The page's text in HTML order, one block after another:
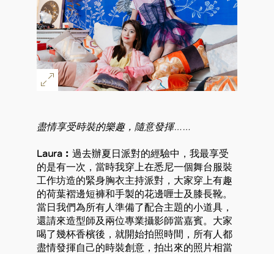
盡情享受時裝的樂趣，隨意發揮……
Laura︰ 過去辦夏日派對的經驗中，我最享受
的是有一次，當時我穿上在悉尼一個舞台服裝
工作坊造的緊身胸衣主持派對，大家穿上有趣
的荷葉褶邊短褲和手製的花邊喱士及膝長靴。
當日我們為所有人準備了配合主題的小道具，
還請來造型師及兩位專業攝影師當嘉賓。大家
喝了幾杯香檳後，就開始拍照時間，所有人都
盡情發揮自己的時裝創意，拍出來的照片相當